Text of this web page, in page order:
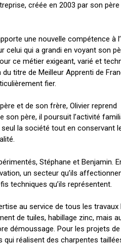
créée en 2003 par son
une nouvelle compétence à
celui qui a grandi en voyant son
ce métier exigeant, varié et
titre de Meilleur Apprenti de
fier.
et de son frère, Olivier reprend
son père, il poursuit l’activité
la société tout en conservant
Stéphane et Benjamin.
un secteur qu’ils
techniques qu’ils représentent.
au service de tous les travaux
de tuiles, habillage zinc, mais
démoussage. Pour les projets
réalisent des charpentes